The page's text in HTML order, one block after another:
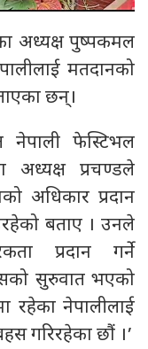
अध्यक्ष पुष्पकमल
मतदानको
छन्।
फेस्टिभल
अध्यक्ष प्रचण्डले
अधिकार प्रदान
बताए । उनले
प्रदान गर्ने
सुरुवात भएको
रहेका नेपालीलाई
गरिरहेका छौं ।’